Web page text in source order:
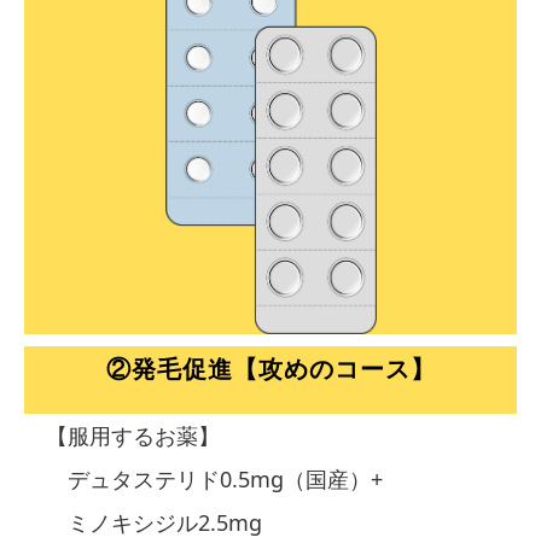
②発毛促進【攻めのコース】
【服用するお薬】
デュタステリド0.5mg （国産） +
ミノキシジル2.5mg